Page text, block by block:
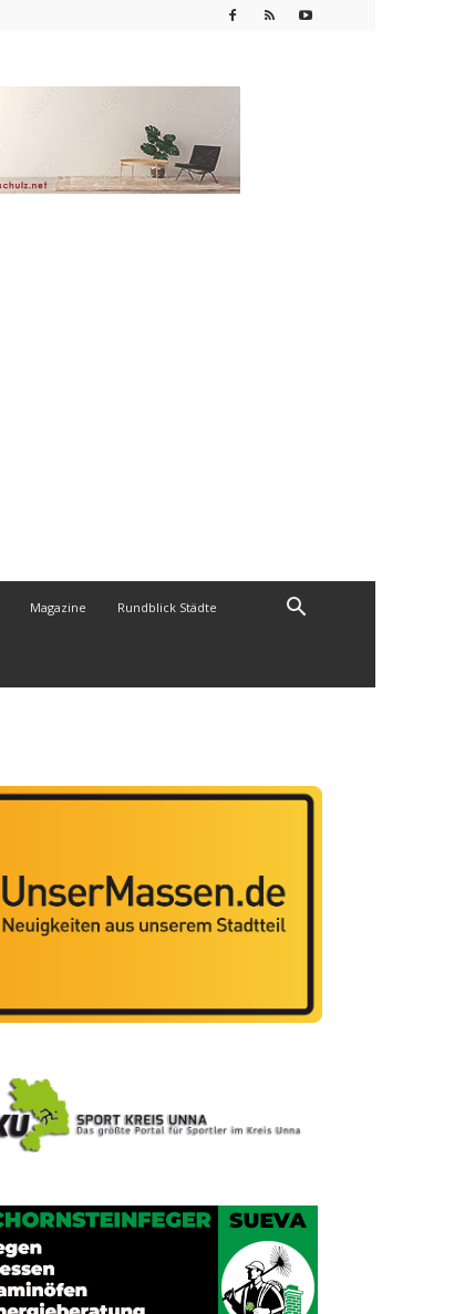
Magazine Rundblick Städte